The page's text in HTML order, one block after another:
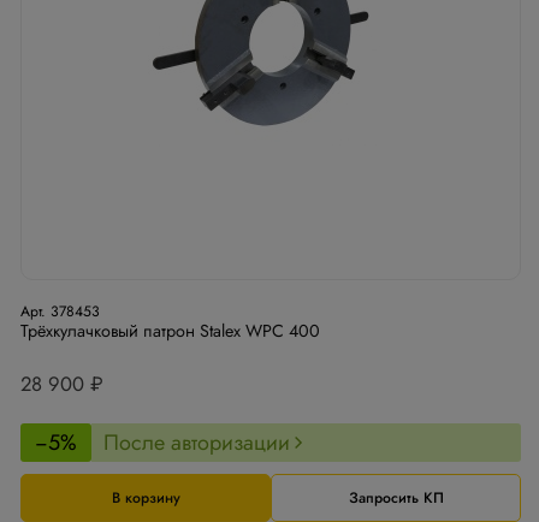
Арт. 378453
Трёхкулачковый патрон Stalex WPС 400
28 900 ₽
−5% После авторизации
В корзину Запросить КП